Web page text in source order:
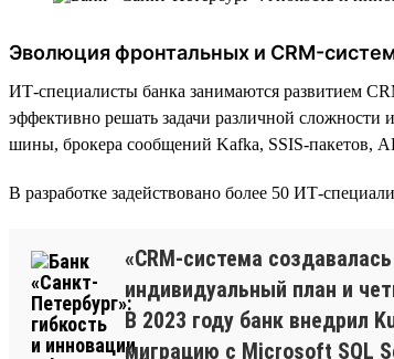
Эволюция фронтальных и CRM-
ИТ-специалисты банка занимаются развитием
эффективно решать задачи различной сложности
шины, брокера сообщений Kafka, SSIS-пакетов,
В разработке задействовано более 50 ИТ-
«CRM-система
индивидуальный план и
В 2023 году банк внедрил
миграцию с Microsoft SQL